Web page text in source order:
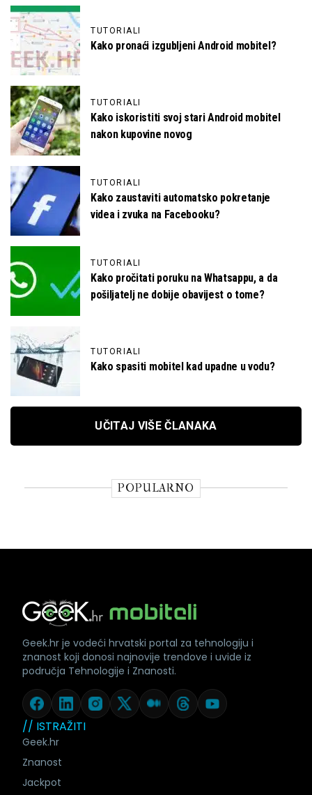
TUTORIALI
Kako pronaći izgubljeni Android mobitel?
TUTORIALI
Kako iskoristiti svoj stari Android mobitel
nakon kupovine novog
TUTORIALI
Kako zaustaviti automatsko pokretanje
videa i zvuka na Facebooku?
TUTORIALI
Kako pročitati poruku na Whatsappu, a da
pošiljatelj ne dobije obavijest o tome?
TUTORIALI
Kako spasiti mobitel kad upadne u vodu?
UČITAJ VIŠE ČLANAKA
POPULARNO
// ISTRAŽITI
Geek.hr
Znanost
Jackpot
Geek.hr je vodeći hrvatski portal za tehnologiju i
znanost koji donosi najnovije trendove i uvide iz
područja Tehnologije i Znanosti.